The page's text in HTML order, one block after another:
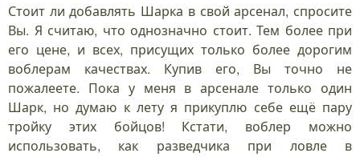
Стоит ли добавлять Шарка в свой арсенал, спросите
Вы. Я считаю, что однозначно стоит. Тем более при
его цене, и всех, присущих только более дорогим
воблерам качествах. Купив его, Вы точно не
пожалеете. Пока у меня в арсенале только один
Шарк, но думаю к лету я прикуплю себе ещё пару
тройку этих бойцов! Кстати, воблер можно
использовать, как разведчика при ловле в